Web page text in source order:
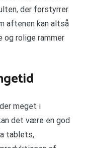
der forstyrrer
aftenen kan altså
rolige rammer
meget i
det være en god
tablets,